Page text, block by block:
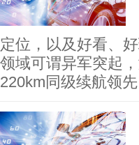
定位，以及好看、
领域可谓异军突
220km同级续航